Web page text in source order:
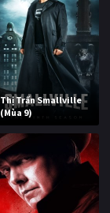
Thị Trấn Smallville
(Mùa 9)